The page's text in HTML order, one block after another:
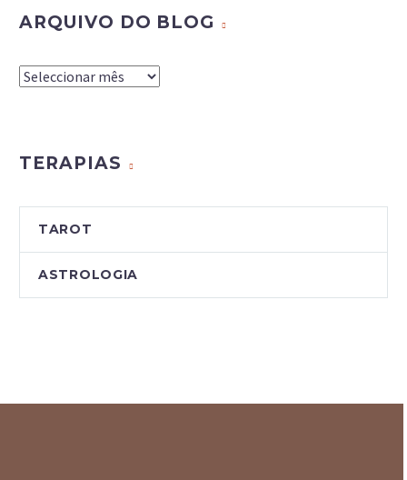
ARQUIVO DO BLOG
Arquivo
TERAPIAS
TAROT
ASTROLOGIA